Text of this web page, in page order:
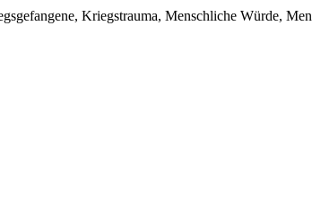
Kriegstrauma, Menschliche Würde,